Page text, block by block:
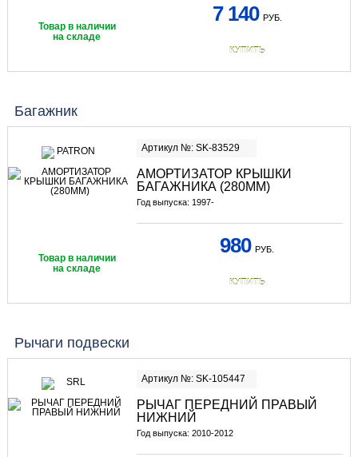
Товар в наличии
на складе
7 140 РУБ.
КУПИТЬ
Багажник
Артикул №: SK-83529
АМОРТИЗАТОР КРЫШКИ
БАГАЖНИКА (280ММ)
Год выпуска: 1997-
Товар в наличии
на складе
980 РУБ.
КУПИТЬ
Рычаги подвески
Артикул №: SK-105447
РЫЧАГ ПЕРЕДНИЙ ПРАВЫЙ
НИЖНИЙ
Год выпуска: 2010-2012